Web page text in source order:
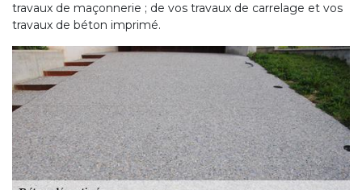
travaux de maçonnerie ; de vos travaux de carrelage et vos
travaux de béton imprimé.